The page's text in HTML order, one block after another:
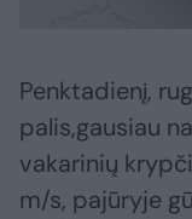
Penktadienį,
palis,gausiau
vakarinių
m/s, pajūryje